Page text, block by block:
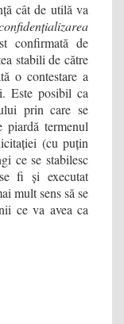
cât de utilă va
confirmată de
stabili de către
o contestare a
Este posibil ca
prin care se
piardă termenul
(cu puțin
ce se stabilesc
fi și executat
mult sens să se
ce va avea ca